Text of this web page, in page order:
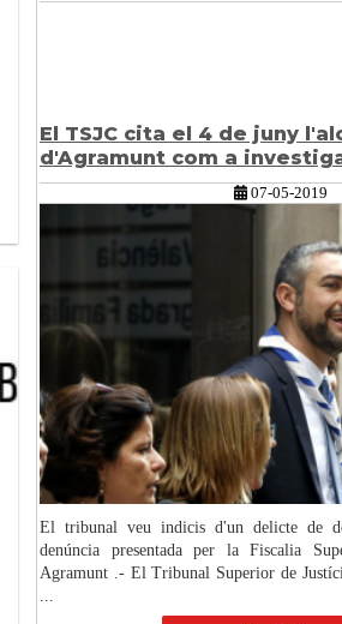
El TSJC cita el 4 de juny
d'Agramunt com a
07-05-2019
El tribunal veu indicis d'un delicte de
denúncia presentada per la Fiscalia
Agramunt .- El Tribunal Superior de